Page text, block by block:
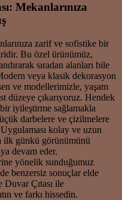
Mekanlarınıza
zarif ve sofistike bir
Bu özel ürünümüz,
sıradan alanları bile
veya klasik dekorasyon
ve modellerimizle, yaşam
düzeye çıkarıyoruz. Hendek
iyileştirme sağlamakla
darbelere ve çizilmelere
Uygulaması kolay ve uzun
ilk günkü görünümünü
devam eder.
yönelik sunduğumuz
benzersiz sonuçlar elde
Çıtası ile
ve farkı hissedin.